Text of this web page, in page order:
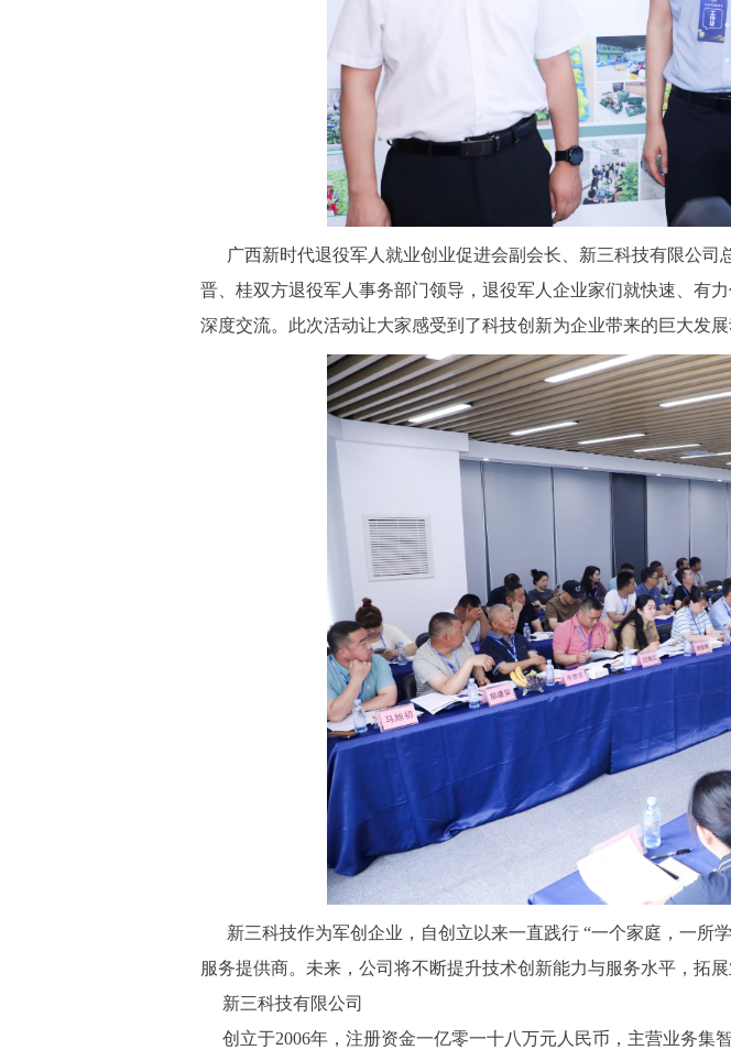
广西新时代退役军人就业创业促进会副会长、新三科技有限公司
晋、桂双方退役军人事务部门领导，退役军人企业家们就快速、有
深度交流。此次活动让大家感受到了科技创新为企业带来的巨大发
新三科技作为军创企业，自创立以来一直践行 “一个家庭，一所
服务提供商。未来，公司将不断提升技术创新能力与服务水平，拓
新三科技有限公司
创立于2006年，注册资金一亿零一十八万元人民币，主营业务集